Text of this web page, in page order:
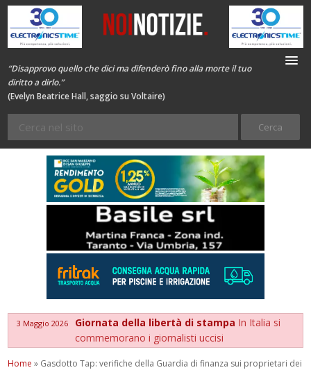
“Disapprovo quello che dici ma difenderò fino alla morte il tuo
diritto a dirlo.”
(Evelyn Beatrice Hall, saggio su Voltaire)
3 Maggio 2026 Giornata della libertà di stampa In Italia si
commemorano i giornalisti uccisi
Home » Gasdotto Tap: verifiche della Guardia di finanza sui proprietari dei